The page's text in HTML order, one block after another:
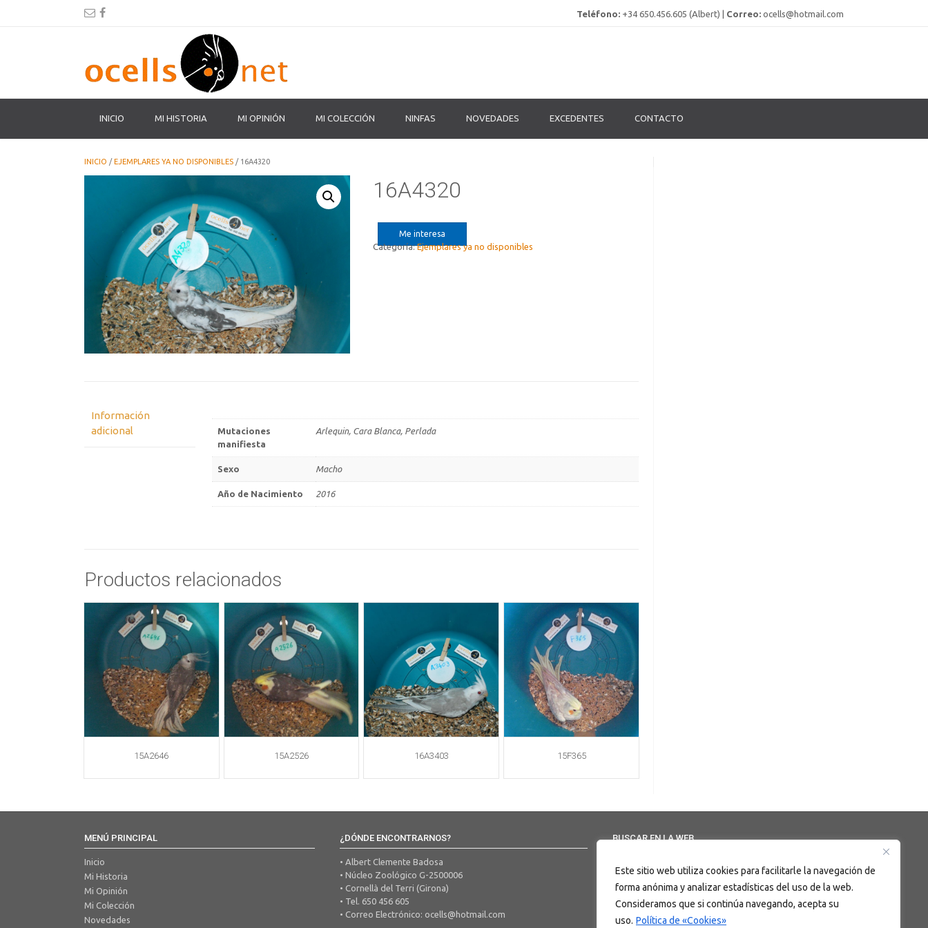
Este sitio web utiliza cookies para facilitarle la navegación de
forma anónima y analizar estadísticas del uso de la web.
Consideramos que si continúa navegando, acepta su
uso. Política de «Cookies»
Teléfono: +34 650.456.605 (Albert) | Correo: ocells@hotmail.com
INICIO MI HISTORIA MI OPINIÓN MI COLECCIÓN NINFAS NOVEDADES EXCEDENTES CONTACTO
INICIO /EJEMPLARES YA NO DISPONIBLES / 16A4320
16A4320
Me interesa
Categoría:Ejemplares ya no disponibles
Información
adicional
Mutaciones
manifiesta
Arlequin, Cara Blanca, Perlada
Sexo Macho
Año de Nacimiento 2016
Productos relacionados
15A2646 15A2526 16A3403 15F365
MENÚ PRINCIPAL
Inicio
Mi Historia
Mi Opinión
Mi Colección
Novedades
¿DÓNDE ENCONTRARNOS?
• Albert Clemente Badosa
• Núcleo Zoológico G-2500006
• Cornellà del Terri (Girona)
• Tel. 650 456 605
• Correo Electrónico: ocells@hotmail.com
BUSCAR EN LA WEB